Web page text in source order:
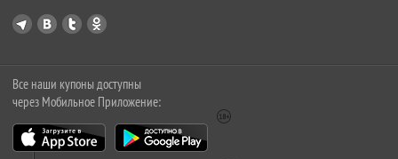
Все наши купоны доступны
через Мобильное Приложение: